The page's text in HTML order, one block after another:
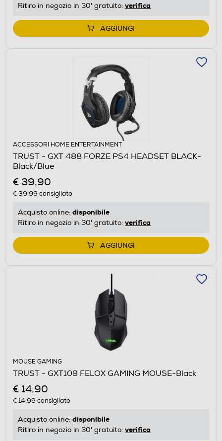
Ritiro in negozio in 30' gratuito: verifica
AGGIUNGI
ACCESSORI HOME ENTERTAINMENT
TRUST - GXT 488 FORZE PS4 HEADSET BLACK-
Black/Blue
€ 39,90
€ 39,99 consigliato
Acquisto online: disponibile
Ritiro in negozio in 30' gratuito: verifica
AGGIUNGI
MOUSE GAMING
TRUST - GXT109 FELOX GAMING MOUSE-Black
€ 14,90
€ 14,99 consigliato
Acquisto online: disponibile
Ritiro in negozio in 30' gratuito: verifica